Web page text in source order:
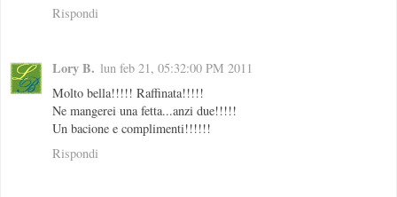
Rispondi
Lory B. lun feb 21, 05:32:00 PM 2011
Molto bella!!!!! Raffinata!!!!!
Ne mangerei una fetta...anzi due!!!!!
Un bacione e complimenti!!!!!!
Rispondi